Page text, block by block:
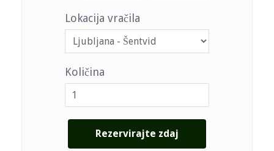
Lokacija vračila
Količina